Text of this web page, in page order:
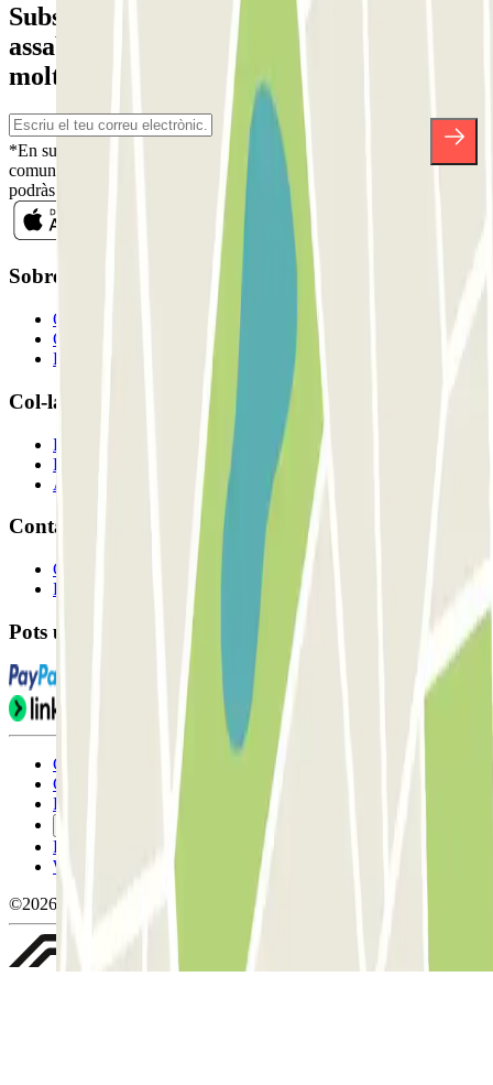
Subscriu-te a nostra newsletter i
assabenta't de descomptes, sortejos i
moltes altres sorpreses.
*En subscriure't acceptes la nostra Política de Privacitat per a rebre
comunicacions comercials de Parclick. Sense cap compromís,
podràs donar-te de baixa quan vulguis en la mateixa newsletter.
Sobre Parclick
Qui som
Com funciona?
Els nostres pàrquings
Col-laborem?
Professionals
Proveïdor de pàrquing
Afiliat
Contacte
Contacta'ns
FAQ
Pots utilitzar aquests mètodes de pagament:
Condicions d'ús i contratació
Condicions de cancel-lació
Política de cookies
Gestiona les galetes
Política de privacitat
Whistleblowing
©2026 Parclick. All rights reserved